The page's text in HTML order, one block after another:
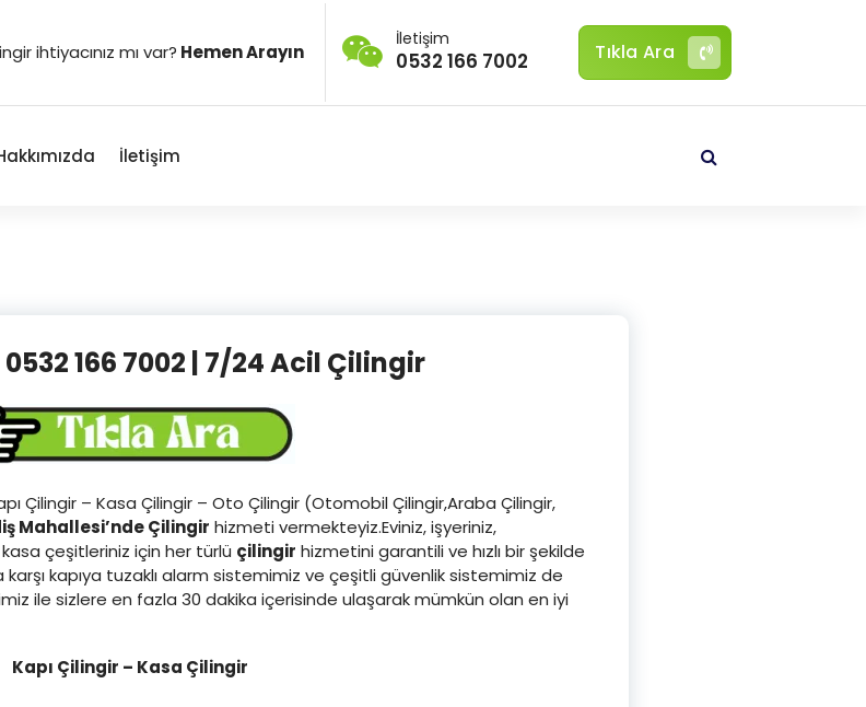
ihtiyacınız mı var? Hemen Arayın
İletişim
0532 166 7002 Tıkla Ara
İletişim
166 7002 | 7/24 Acil Çilingir
Çilingir – Kasa Çilingir – Oto Çilingir (Otomobil Çilingir,Araba Çilingir,
Mahallesi’nde Çilingir hizmeti vermekteyiz.Eviniz, işyeriniz,
çeşitleriniz için her türlü çilingir hizmetini garantili ve hızlı bir şekilde
karşı kapıya tuzaklı alarm sistemimiz ve çeşitli güvenlik sistemimiz de
ile sizlere en fazla 30 dakika içerisinde ulaşarak mümkün olan en iyi
Kapı Çilingir – Kasa Çilingir